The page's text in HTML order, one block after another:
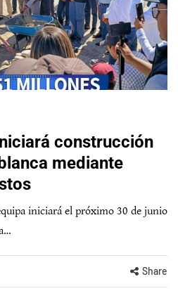
construcción
mediante
iniciará el próximo 30 de junio
Share